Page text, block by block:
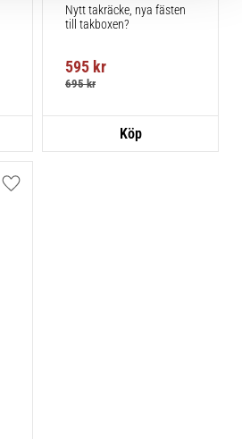
Nytt takräcke, nya fästen
till takboxen?
595 kr
695kr
Lägg till i favoriter